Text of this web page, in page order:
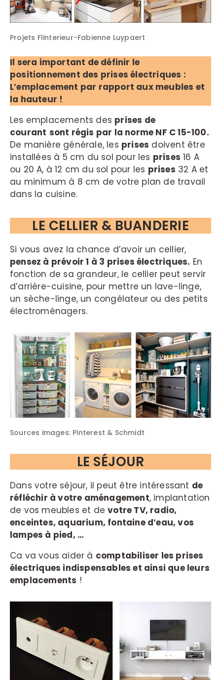
Projets Flinterieur-Fabienne Luypaert
Il sera important de définir le
positionnement des prises électriques :
L’emplacement par rapport aux meubles et
la hauteur !
Les emplacements des prises de
courant sont régis par la norme NF C 15-100.
De manière générale, les prises doivent être
installées à 5 cm du sol pour les prises 16 A
ou 20 A, à 12 cm du sol pour les prises 32 A et
au minimum à 8 cm de votre plan de travail
dans la cuisine.
LE CELLIER & BUANDERIE
Si vous avez la chance d’avoir un cellier,
pensez à prévoir 1 à 3 prises électriques. En
fonction de sa grandeur, le cellier peut servir
d’arrière-cuisine, pour mettre un lave-linge,
un sèche-linge, un congélateur ou des petits
électroménagers.
Sources images: Pinterest & Schmidt
LE SÉJOUR
Dans votre séjour, il peut être intéressant de
réfléchir à votre aménagement, implantation
de vos meubles et devotre TV, radio,
enceintes, aquarium, fontaine d’eau, vos
lampes à pied, …
Ca va vous aider à comptabiliser les prises
électriques indispensables et ainsi que leurs
emplacements !